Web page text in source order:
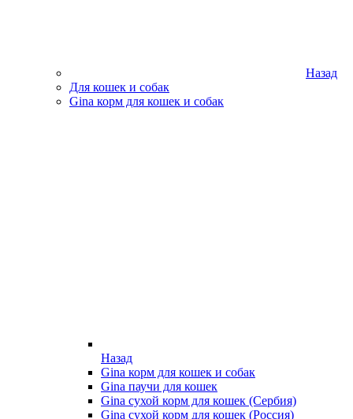
Назад
Для кошек и собак
Gina корм для кошек и собак
Назад
Gina корм для кошек и собак
Gina паучи для кошек
Gina сухой корм для кошек (Сербия)
Gina сухой корм для кошек (Россия)